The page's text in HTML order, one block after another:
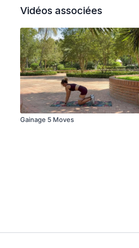
Vidéos associées
Gainage 5 Moves